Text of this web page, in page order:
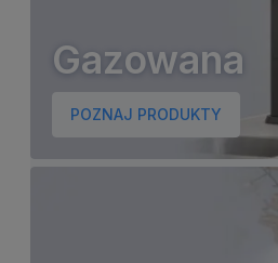
Gazowana
POZNAJ PRODUKTY